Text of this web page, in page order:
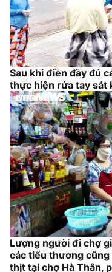
Sau khi điền đầy đủ
thực hiện rửa tay sát
Lượng người đi chợ
các tiểu thương cũng
thịt tại chợ Hà Thân,